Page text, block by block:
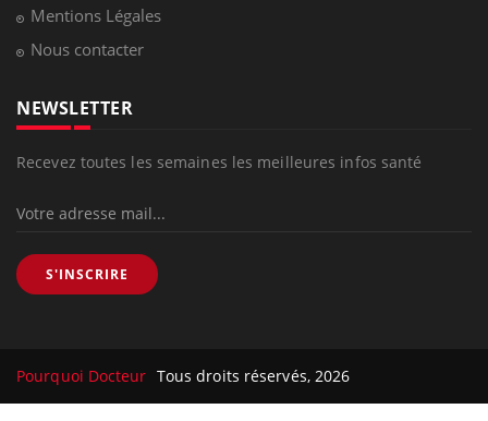
Mentions Légales
Nous contacter
NEWSLETTER
Recevez toutes les semaines les meilleures infos santé
S'INSCRIRE
Pourquoi Docteur Tous droits réservés, 2026